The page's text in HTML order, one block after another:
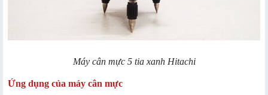
Máy cân mực 5 tia xanh Hitachi
Ứng dụng của máy cân mực